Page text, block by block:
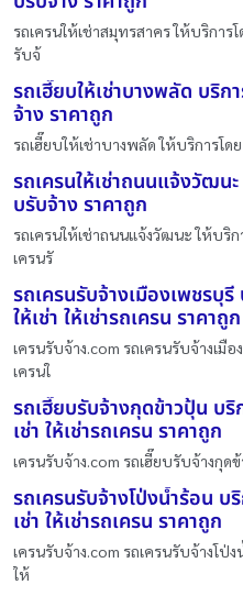
รถเครนให้เช่าสมุทรสาคร ให้บริการ
รับจ้
รถเฮี๊ยบให้เช่าบางพลัด บริก
จ้าง ราคาถูก
รถเฮี๊ยบให้เช่าบางพลัด ให้บริการโด
รถเครนให้เช่าถนนแจ้งวัฒน
บรับจ้าง ราคาถูก
รถเครนให้เช่าถนนแจ้งวัฒนะ ให้บริก
เครนรั
รถเครนรับจ้างเมืองเพชรบุ
ให้เช่า ให้เช่ารถเครน ราคาถูก
เครนรับจ้าง.com รถเครนรับจ้างเมื
เครนใ
รถเฮี๊ยบรับจ้างกุดข้าวปุ้น บริ
เช่า ให้เช่ารถเครน ราคาถูก
เครนรับจ้าง.com รถเฮี๊ยบรับจ้างกุด
รถเครนรับจ้างโป่งน้ำร้อน บ
เช่า ให้เช่ารถเครน ราคาถูก
เครนรับจ้าง.com รถเครนรับจ้างโป่
ให้